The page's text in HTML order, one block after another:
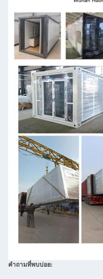
คำถามที่พบบ่อย: